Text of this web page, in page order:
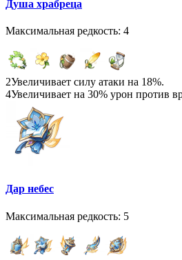
Душа храбреца
Максимальная редкость: 4
2Увеличивает силу атаки на 18%.
4Увеличивает на 30% урон против
Дар небес
Максимальная редкость: 5